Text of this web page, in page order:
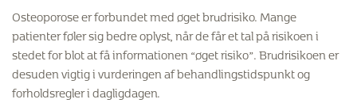
Osteoporose er forbundet med øget brudrisiko. Mange
patienter føler sig bedre oplyst, når de får et tal på risikoen i
stedet for blot at få informationen “øget risiko”. Brudrisikoen er
desuden vigtig i vurderingen af behandlingstidspunkt og
forholdsregler i dagligdagen.